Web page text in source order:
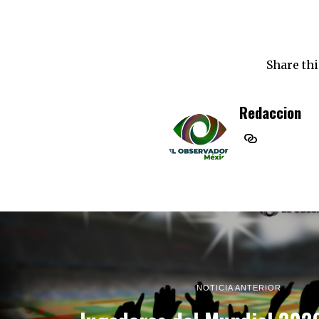
Share
Redaccion
NOTICIA ANTERIOR